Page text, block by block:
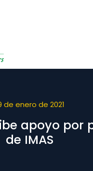
de enero de 2021
apoyo por
de IMAS